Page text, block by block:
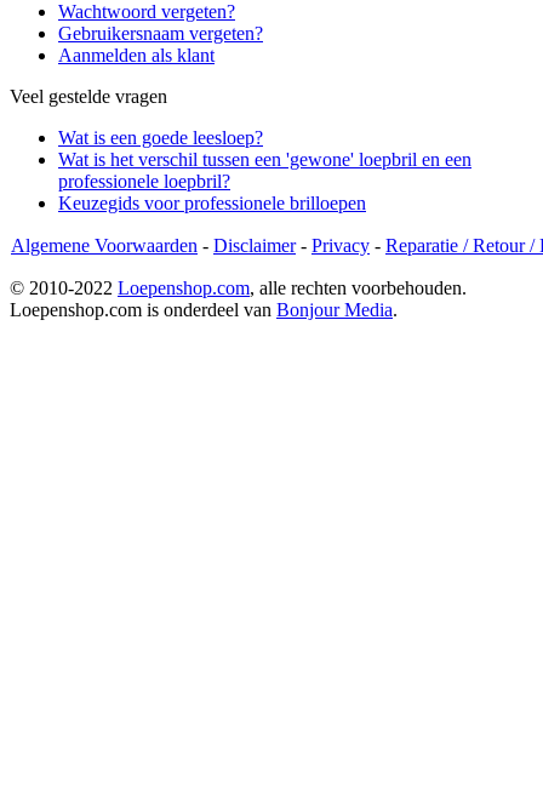
Wachtwoord vergeten?
Gebruikersnaam vergeten?
Aanmelden als klant
Veel gestelde vragen
Wat is een goede leesloep?
Wat is het verschil tussen een 'gewone' loepbril en een
professionele loepbril?
Keuzegids voor professionele brilloepen
Algemene Voorwaarden - Disclaimer- Privacy - Reparatie / Retour /
© 2010-2022 Loepenshop.com, alle rechten voorbehouden.
Loepenshop.com is onderdeel van Bonjour Media.